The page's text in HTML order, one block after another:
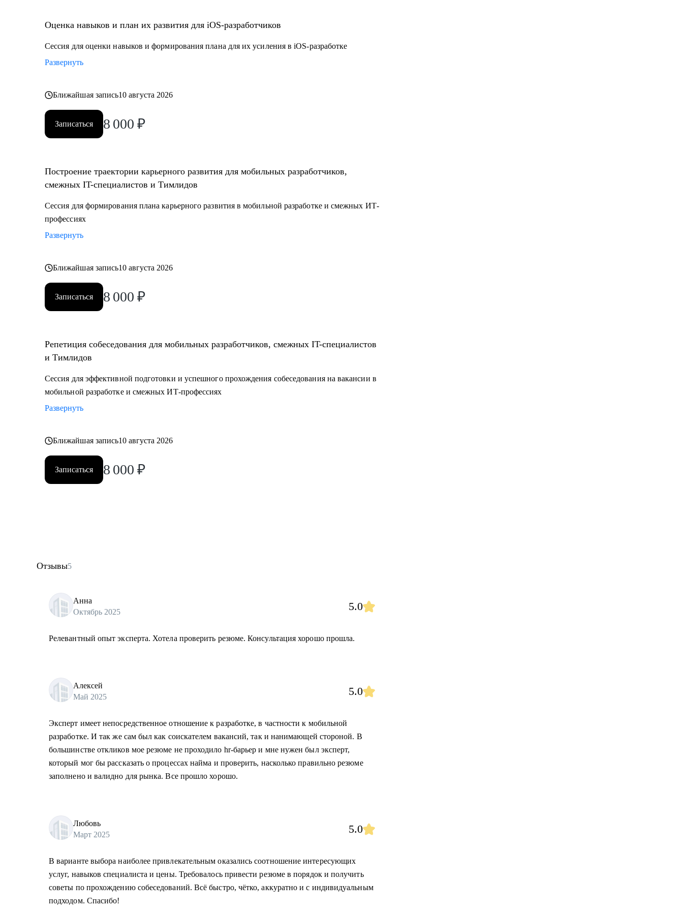
• IT-лидам, кто недавно стал руководителем, и Project-менеджерам
• Тестировщикам, аналитикам, Data-инженерам, backend- и frontend-разработчикам
Оценка навыков и план их развития для iOS-разработчиков
Сессия для оценки навыков и формирования плана для их усиления в iOS-разработке
Развернуть
Ближайшая запись10 августа 2026
Записаться 8 000 ₽
Построение траектории карьерного развития для мобильных разработчиков,
смежных IT-специалистов и Тимлидов
Сессия для формирования плана карьерного развития в мобильной разработке и смежных ИТ-
профессиях
Развернуть
Ближайшая запись10 августа 2026
Записаться 8 000 ₽
Репетиция собеседования для мобильных разработчиков, смежных IT-специалистов
и Тимлидов
Сессия для эффективной подготовки и успешного прохождения собеседования на вакансии в
мобильной разработке и смежных ИТ-профессиях
Развернуть
Ближайшая запись10 августа 2026
Записаться 8 000 ₽
Отзывы5
Анна
Октябрь 2025
5.0
Релевантный опыт эксперта. Хотела проверить резюме. Консультация хорошо прошла.
Алексей
Май 2025
5.0
Эксперт имеет непосредственное отношение к разработке, в частности к мобильной
разработке. И так же сам был как соискателем вакансий, так и нанимающей стороной. В
большинстве откликов мое резюме не проходило hr-барьер и мне нужен был эксперт,
который мог бы рассказать о процессах найма и проверить, насколько правильно резюме
заполнено и валидно для рынка. Все прошло хорошо.
Любовь
Март 2025
5.0
В варианте выбора наиболее привлекательным оказались соотношение интересующих
услуг, навыков специалиста и цены. Требовалось привести резюме в порядок и получить
советы по прохождению собеседований. Всё быстро, чётко, аккуратно и с индивидуальным
подходом. Спасибо!